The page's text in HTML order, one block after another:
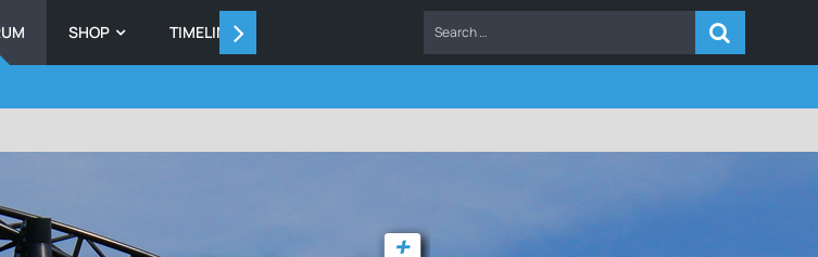
SHOP TIMELINE